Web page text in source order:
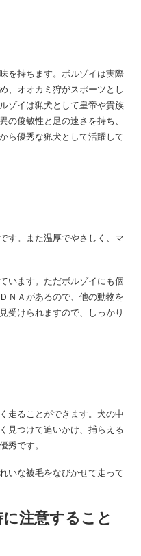
を持ちます。ボルゾイは実際
、オオカミ狩がスポーツとし
ゾイは猟犬として皇帝や貴族
の俊敏性と足の速さを持ち、
ら優秀な猟犬として活躍して
す。また温厚でやさしく、マ
います。ただボルゾイにも個
ＮＡがあるので、他の動物を
受けられますので、しっかり
走ることができます。犬の中
見つけて追いかけ、捕らえる
秀です。
いな被毛をなびかせて走って
注意すること